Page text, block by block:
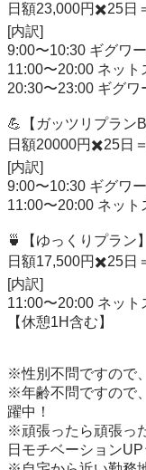
日額23,000円✖️25日
[内訳]
9:00〜10:30 ギグワ
11:00〜20:00 ネット
20:30〜23:00 ギグワ
💪【ガッツリプランB
日額20000円✖️25日
[内訳]
9:00〜10:30 ギグワ
11:00〜20:00 ネット
🍵【ゆっくりプラン】
日額17,500円✖️25日
[内訳]
11:00〜20:00 ネット
【休憩1H含む】
※性別不問ですので
※年齢不問ですので
躍中！
※頑張ったら頑張っ
日モチベーション